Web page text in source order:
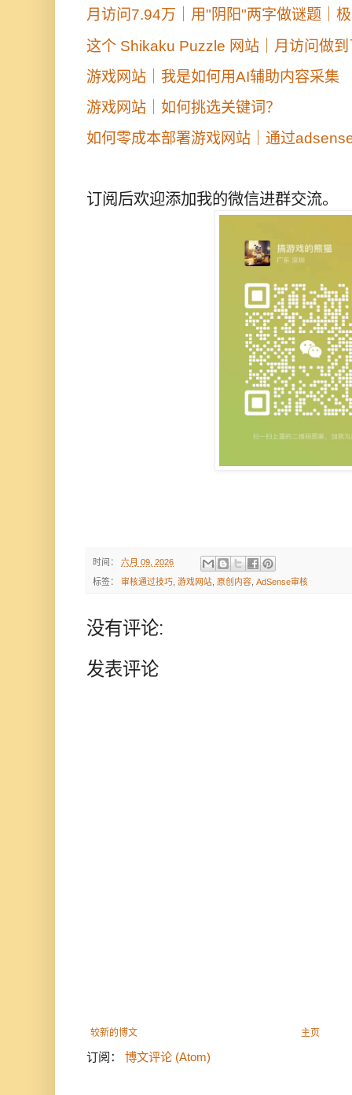
月访问7.94万｜用"阴阳"两字做谜题｜
这个 Shikaku Puzzle 网站｜月访问做
游戏网站｜我是如何用AI辅助内容采集
游戏网站｜如何挑选关键词？
如何零成本部署游戏网站｜通过
订阅后欢迎添加我的微信进群交流。
时间： 六月 09, 2026
标签： 审核通过技巧 游戏网站 原创内容 AdSense审核
没有评论:
发表评论
较新的博文 主页
订阅： 博文评论 (Atom)